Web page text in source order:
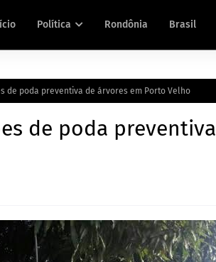
Política Rondônia Brasil
de poda preventiva de árvores em Porto Velho
de poda